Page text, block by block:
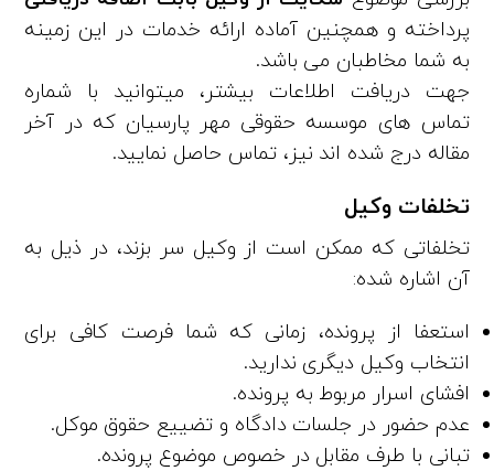
پرداخته و همچنین آماده ارائه خدمات در این زمینه
به شما مخاطبان می‌ باشد.
جهت دریافت اطلاعات بیشتر، میتوانید با شماره
تماس‌ های موسسه حقوقی مهر پارسیان که در آخر
مقاله درج شده‌ اند نیز، تماس حاصل نمایید.
تخلفات وکیل
تخلفاتی که ممکن است از وکیل سر بزند، در ذیل به
آن اشاره شده:
استعفا از پرونده، زمانی که شما فرصت کافی برای
انتخاب وکیل دیگری ندارید.
افشای اسرار مربوط به پرونده.
عدم حضور در جلسات دادگاه و تضییع حقوق موکل.
تبانی با طرف مقابل در خصوص موضوع پرونده.